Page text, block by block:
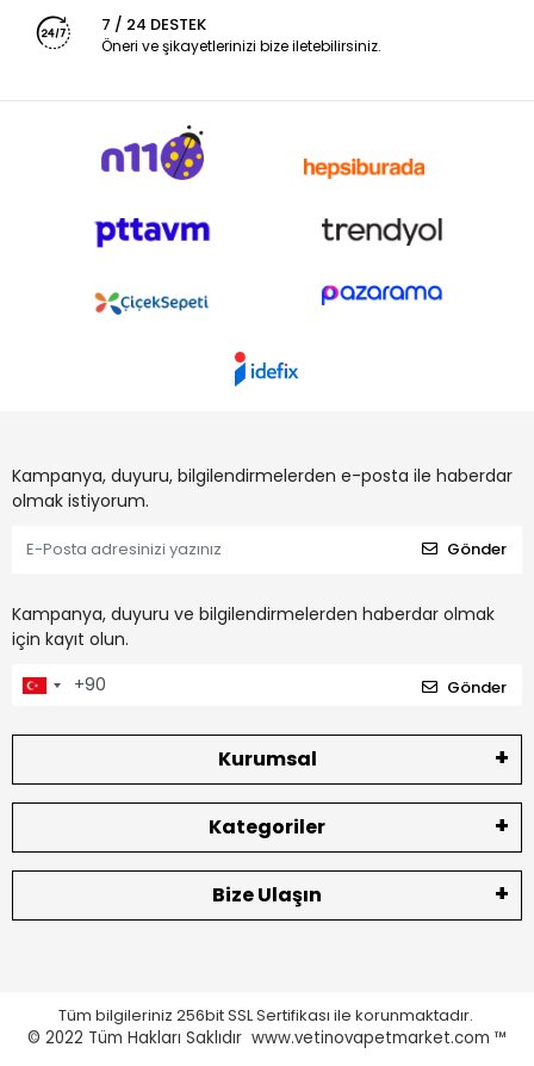
7 / 24 DESTEK
Öneri ve şikayetlerinizi bize iletebilirsiniz.
Kampanya, duyuru, bilgilendirmelerden e-posta ile haberdar
olmak istiyorum.
Gönder
Kampanya, duyuru ve bilgilendirmelerden haberdar olmak
için kayıt olun.
Gönder
Kurumsal
Kategoriler
Bize Ulaşın
Tüm bilgileriniz 256bit SSL Sertifikası ile korunmaktadır.
© 2022 Tüm Hakları Saklıdır www.vetinovapetmarket.com ™